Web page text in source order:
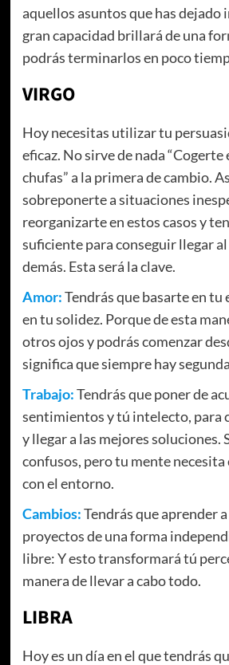
aquellos asuntos que has dejado
gran capacidad brillará de una
podrás terminarlos en poco
VIRGO
Hoy necesitas utilizar tu
eficaz. No sirve de nada “Cogerte
chufas” a la primera de cambio.
sobreponerte a situaciones
reorganizarte en estos casos y
suficiente para conseguir llegar
demás. Esta será la clave.
Amor:Tendrás que basarte en
en tu solidez. Porque de esta
otros ojos y podrás comenzar
significa que siempre hay
Trabajo:Tendrás que poner de
sentimientos y tú intelecto, para
y llegar a las mejores soluciones.
confusos, pero tu mente
con el entorno.
Cambios:Tendrás que aprender
proyectos de una forma
libre: Y esto transformará tú
manera de llevar a cabo todo.
LIBRA
Hoy es un día en el que tendrás